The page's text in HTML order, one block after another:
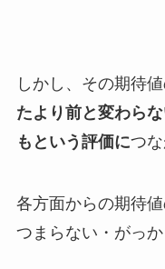
しかし、その期待
たより前と変わら
もという評価につ
各方面からの期待
つまらない・がっ